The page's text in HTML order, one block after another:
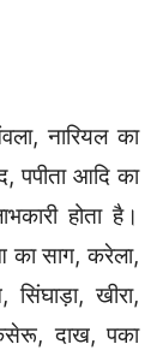
नारियल का
पपीता आदि का
होता है।
का साग, करेला,
खीरा,
दाख, पका